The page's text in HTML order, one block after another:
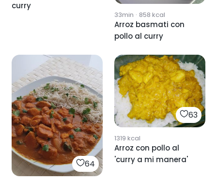
curry
33min · 858 kcal
Arroz basmati con
pollo al curry
64
63
1319 kcal
Arroz con pollo al
'curry a mi manera'